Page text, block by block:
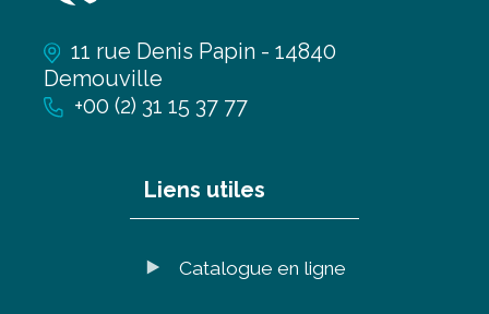
11 rue Denis Papin - 14840
Demouville
+00 (2) 31 15 37 77
Liens utiles
Catalogue en ligne